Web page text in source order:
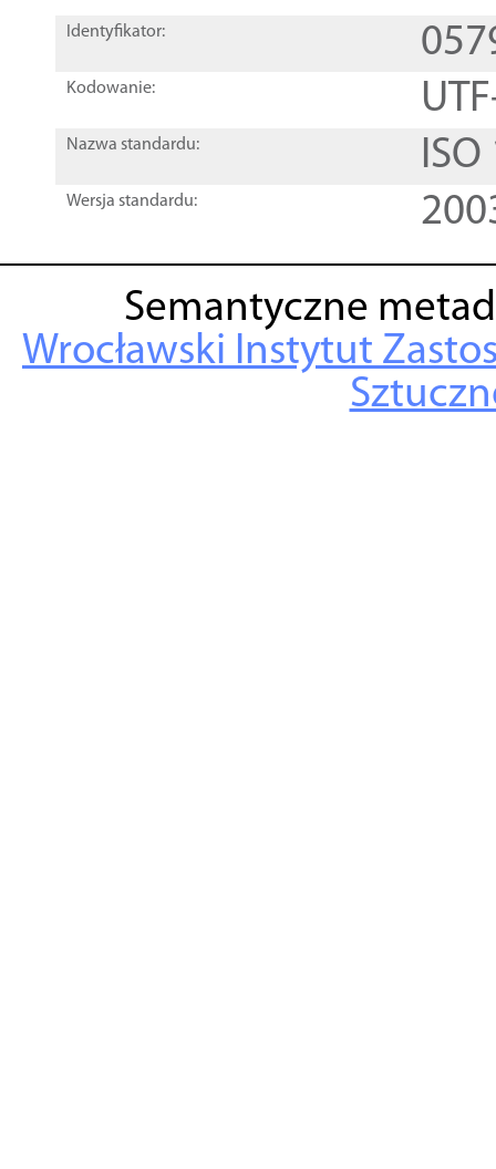
Identyfikator:
Kodowanie:
Nazwa standardu:
Wersja standardu:
Semantyczne
Wrocławski Instytut